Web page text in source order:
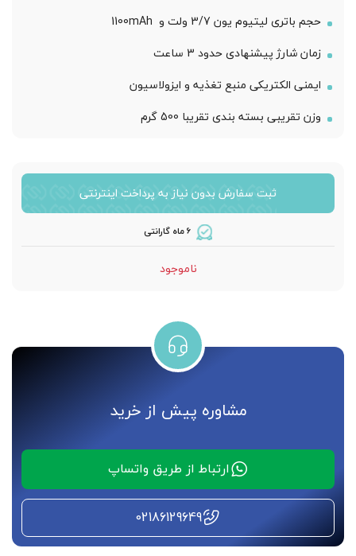
حجم باتری لیتیوم یون 3/7 ولت و 1100mAh
زمان شارژ پیشنهادی حدود 3 ساعت
ایمنی الکتریکی منبع تغذیه و ایزولاسیون
وزن تقریبی بسته بندی تقریبا 500 گرم
ثبت سفارش بدون نیاز به پرداخت اینترنتی
6 ماه گارانتی
ناموجود
مشاوره پیش از خرید
ارتباط از طریق واتساپ
02186129649